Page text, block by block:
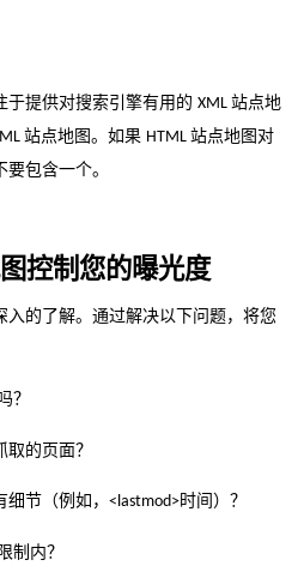
于提供对搜索引擎有用的 XML 站点地
站点地图。如果 HTML 站点地图对
包含一个。
控制您的曝光度
入的了解。通过解决以下问题，将您
？
的页面？
节（例如， <lastmod>时间）？
制内？